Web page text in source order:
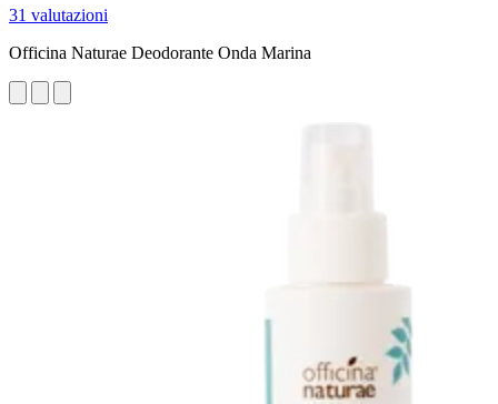
31 valutazioni
Officina Naturae Deodorante Onda Marina